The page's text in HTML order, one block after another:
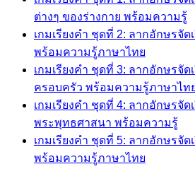
ต่างๆ ของร่างกาย พร้อมความรู้
เกมเรียงคำ ชุดที่ 2: ลากอักษรจั
พร้อมความรู้ภาษาไทย
เกมเรียงคำ ชุดที่ 3: ลากอักษรจั
ครอบครัว พร้อมความรู้ภาษาไท
เกมเรียงคำ ชุดที่ 4: ลากอักษรจั
พระพุทธศาสนา พร้อมความรู้
เกมเรียงคำ ชุดที่ 5: ลากอักษรจั
พร้อมความรู้ภาษาไทย